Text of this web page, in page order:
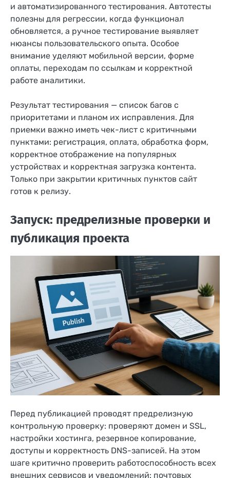
и автоматизированного тестирования. Автотесты
полезны для регрессии, когда функционал
обновляется, а ручное тестирование выявляет
нюансы пользовательского опыта. Особое
внимание уделяют мобильной версии, форме
оплаты, переходам по ссылкам и корректной
работе аналитики.
Результат тестирования — список багов с
приоритетами и планом их исправления. Для
приемки важно иметь чек-лист с критичными
пунктами: регистрация, оплата, обработка форм,
корректное отображение на популярных
устройствах и корректная загрузка контента.
Только при закрытии критичных пунктов сайт
готов к релизу.
Запуск: предрелизные проверки и
публикация проекта
Перед публикацией проводят предрелизную
контрольную проверку: проверяют домен и SSL,
настройки хостинга, резервное копирование,
доступы и корректность DNS-записей. На этом
шаге критично проверить работоспособность всех
внешних сервисов и уведомлений: почтовых